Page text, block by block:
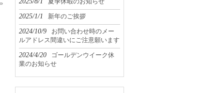
夏季休暇のお知らせ
2025/1/1 新年のご挨拶
2024/10/9
お問い合わせ時のメー
ルアドレス間違いにご注意願います
2024/4/20
ゴールデンウイーク休
業のお知らせ